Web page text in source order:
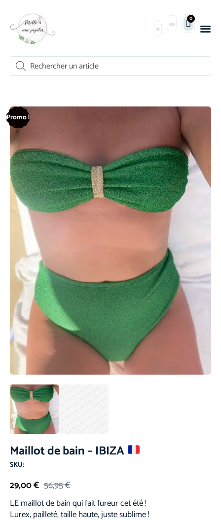
0
Promo !
Maillot de bain – IBIZA
SKU:
56,95€
29,00€
LE maillot de bain qui fait fureur cet été !
Lurex, pailleté, taille haute, juste sublime !